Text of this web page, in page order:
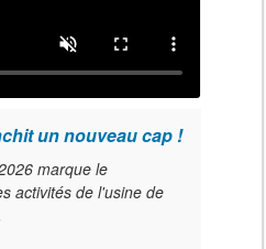
un nouveau cap !
marque le
activités de l'usine de